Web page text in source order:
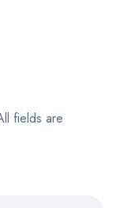
fields are